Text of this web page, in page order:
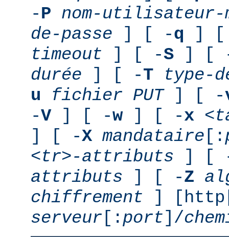
-P nom-utilisateur-
de-passe ] [ -q ] [
timeout ] [ -S ] [
durée ] [ -T
type-
u
fichier PUT] [ -
-V] [ -w] [ -x
] [ -X mandataire [:
<tr>-attributs ] [
attributs ] [ -Z
chiffrement ]
serveur [: port]/